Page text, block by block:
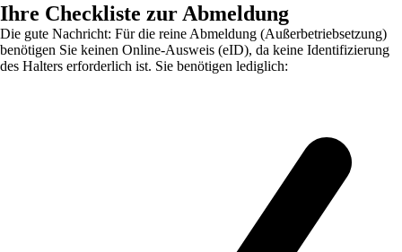
Ihre Checkliste zur Abmeldung
Die gute Nachricht: Für die reine Abmeldung (Außerbetriebsetzung)
benötigen Sie keinen Online-Ausweis (eID), da keine Identifizierung
des Halters erforderlich ist. Sie benötigen lediglich: